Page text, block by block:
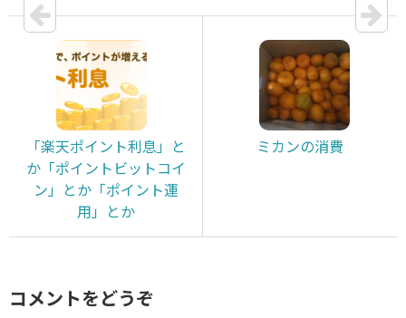
「楽天ポイント利息」と
か「ポイントビットコイ
ン」とか「ポイント運
用」とか
ミカンの消費
コメントをどうぞ